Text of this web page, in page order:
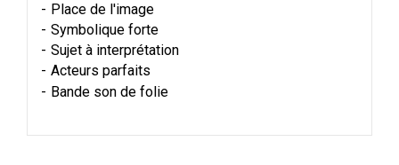
Place de l'image
Symbolique forte
Sujet à interprétation
Acteurs parfaits
Bande son de folie